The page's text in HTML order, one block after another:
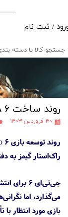
/ ثبت نام
حساب کاربری من
تغییر گذر واژه
خروج از حساب
روند ساخت GTA 6 سرعت گرفت
۳۰ فروردین ۱۴۰۳
راک‌استار گیمز به
می‌گذارد، اما
بازی مورد انتظار